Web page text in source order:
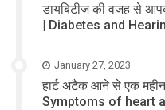
डायबिटीज की वजह से
| Diabetes and
January 27, 2023
हार्ट अटैक आने से एक
Symptoms of heart